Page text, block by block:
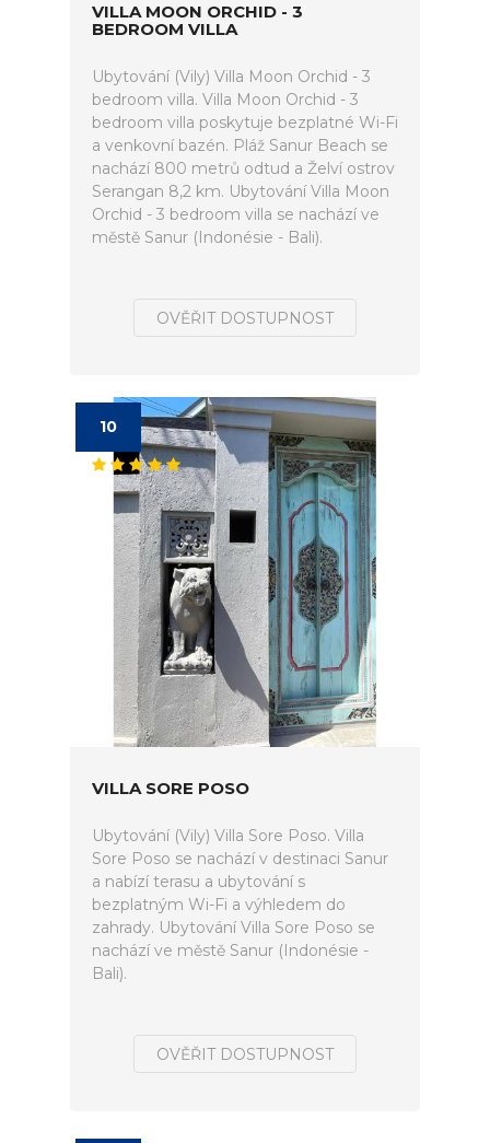
VILLA MOON ORCHID - 3
BEDROOM VILLA
Ubytování (Vily) Villa Moon Orchid - 3
bedroom villa. Villa Moon Orchid - 3
bedroom villa poskytuje bezplatné Wi-Fi
a venkovní bazén. Pláž Sanur Beach se
nachází 800 metrů odtud a Želví ostrov
Serangan 8,2 km. Ubytování Villa Moon
Orchid - 3 bedroom villa se nachází ve
městě Sanur (Indonésie - Bali).
OVĚŘIT DOSTUPNOST
10
VILLA SORE POSO
Ubytování (Vily) Villa Sore Poso. Villa
Sore Poso se nachází v destinaci Sanur
a nabízí terasu a ubytování s
bezplatným Wi-Fi a výhledem do
zahrady. Ubytování Villa Sore Poso se
nachází ve městě Sanur (Indonésie -
Bali).
OVĚŘIT DOSTUPNOST